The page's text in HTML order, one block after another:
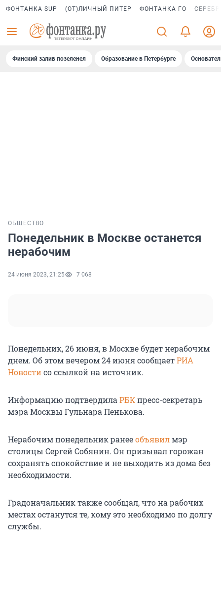
ФОНТАНКА SUP (ОТ)ЛИЧНЫЙ ПИТЕР ФОНТАНКА ГО
Финский залив позеленел Образование в Петербурге
ОБЩЕСТВО
Понедельник в Москве останется
нерабочим
24 июня 2023, 21:25 7 068
Понедельник, 26 июня, в Москве будет нерабочим
днем. Об этом вечером 24 июня сообщаетРИА
Новостисо ссылкой на источник.
Информацию подтвердила РБКпресс-секретарь
мэра Москвы Гульнара Пенькова.
Нерабочим понедельник ранееобъявилмэр
столицы Сергей Собянин. Он призывал горожан
сохранять спокойствие и не выходить из дома без
необходимости.
Градоначальник также сообщал, что на рабочих
местах останутся те, кому это необходимо по долгу
службы.